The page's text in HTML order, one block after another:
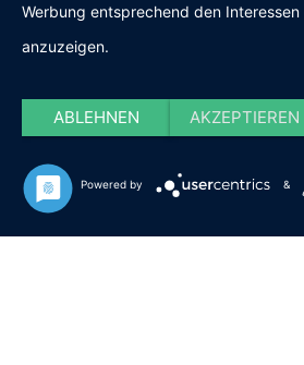
Werbung entsprechend den
anzuzeigen.
ABLEHNEN AKZEPTIEREN
Powered by &